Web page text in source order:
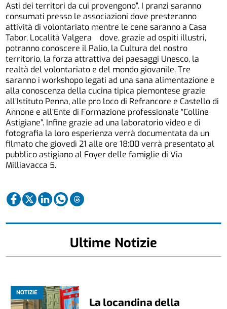
Asti dei territori da cui provengono”. I pranzi saranno
consumati presso le associazioni dove presteranno
attività di volontariato mentre le cene saranno a Casa
Tabor, Località Valgera dove, grazie ad ospiti illustri,
potranno conoscere il Palio, la Cultura del nostro
territorio, la forza attrattiva dei paesaggi Unesco, la
realtà del volontariato e del mondo giovanile. Tre
saranno i workshopo legati ad una sana alimentazione e
alla conoscenza della cucina tipica piemontese grazie
all’Istituto Penna, alle pro loco di Refrancore e Castello di
Annone e all’Ente di Formazione professionale “Colline
Astigiane”. Infine grazie ad una laboratorio video e di
fotografia la loro esperienza verrà documentata da un
filmato che giovedì 21 alle ore 18:00 verrà presentato al
pubblico astigiano al Foyer delle famiglie di Via
Milliavacca 5.
Ultime Notizie
NOTIZIE
La locandina della